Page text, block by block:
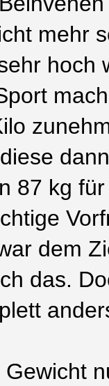
mehr
hoch
87 kg
dem
das.